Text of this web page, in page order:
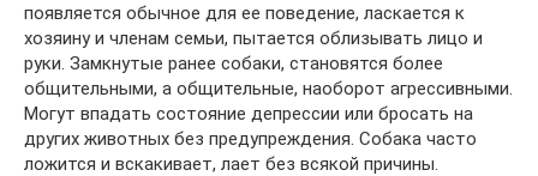
появляется обычное для ее поведение, ласкается к
хозяину и членам семьи, пытается облизывать лицо и
руки. Замкнутые ранее собаки, становятся более
общительными, а общительные, наоборот агрессивными.
Могут впадать состояние депрессии или бросать на
других животных без предупреждения. Собака часто
ложится и вскакивает, лает без всякой причины.